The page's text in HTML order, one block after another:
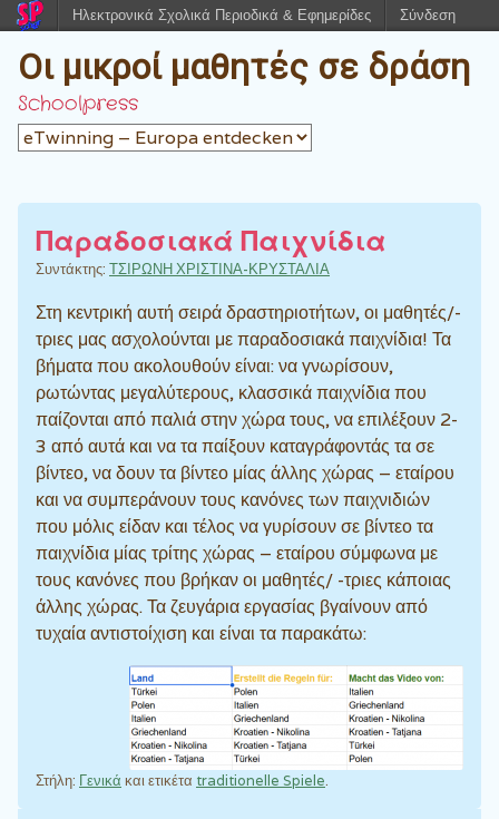
Οι μικροί μαθητές σε δράση
Schoolpress
Παραδοσιακά Παιχνίδια
Συντάκτης: ΤΣΙΡΩΝΗ ΧΡΙΣΤΙΝΑ-ΚΡΥΣΤΑΛΙΑ
Στη κεντρική αυτή σειρά δραστηριοτήτων, οι μαθητές/-
τριες μας ασχολούνται με παραδοσιακά παιχνίδια! Τα
βήματα που ακολουθούν είναι: να γνωρίσουν,
ρωτώντας μεγαλύτερους, κλασσικά παιχνίδια που
παίζονται από παλιά στην χώρα τους, να επιλέξουν 2-
3 από αυτά και να τα παίξουν καταγράφοντάς τα σε
βίντεο, να δουν τα βίντεο μίας άλλης χώρας – εταίρου
και να συμπεράνουν τους κανόνες των παιχνιδιών
που μόλις είδαν και τέλος να γυρίσουν σε βίντεο τα
παιχνίδια μίας τρίτης χώρας – εταίρου σύμφωνα με
τους κανόνες που βρήκαν οι μαθητές/ -τριες κάποιας
άλλης χώρας. Τα ζευγάρια εργασίας βγαίνουν από
τυχαία αντιστοίχιση και είναι τα παρακάτω:
Στήλη: Γενικά και ετικέτα traditionelle Spiele.
Ηλεκτρονικά Σχολικά Περιοδικά & Εφημερίδες Σύνδεση